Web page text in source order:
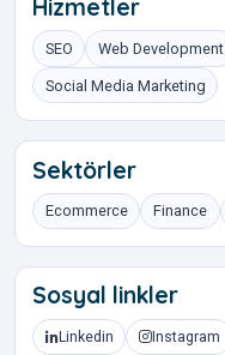
Hizmetler
SEO Web Development
Social Media Marketing
Sektörler
Ecommerce Finance
Sosyal linkler
Linkedin Instagram